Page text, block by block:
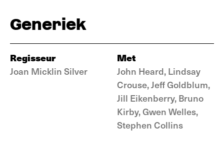
Generiek
Regisseur
Joan Micklin Silver
Met
John Heard, Lindsay
Crouse, Jeff Goldblum,
Jill Eikenberry, Bruno
Kirby, Gwen Welles,
Stephen Collins